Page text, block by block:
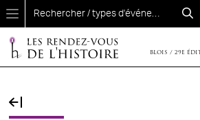
Aller au contenu principal
BLOIS / 29E